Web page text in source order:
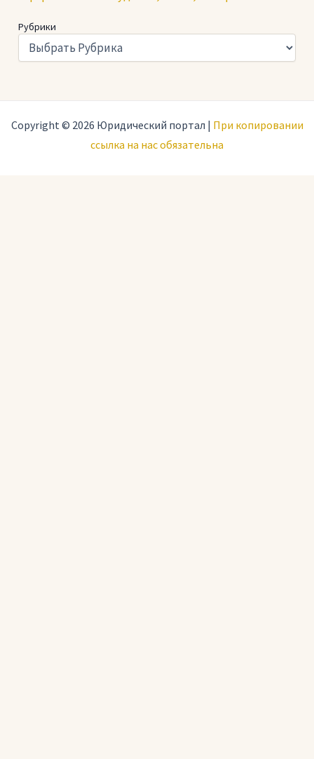
Рубрики
Copyright © 2026 Юридический портал | При копировании
ссылка на нас обязательна